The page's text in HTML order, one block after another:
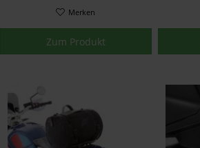
Merken
Zum Produkt